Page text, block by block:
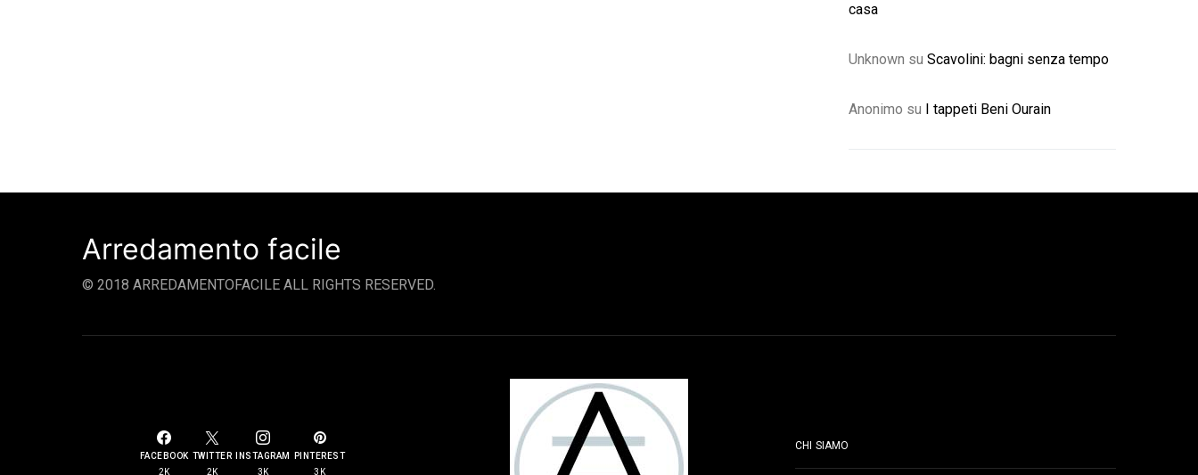
casa
Unknown su Scavolini: bagni senza tempo
Anonimo su I tappeti Beni Ourain
Arredamento facile
© 2018 ARREDAMENTOFACILE ALL RIGHTS RESERVED.
FACEBOOK
2K
TWITTER
2K
INSTAGRAM
3K
PINTEREST
3K
CHI SIAMO